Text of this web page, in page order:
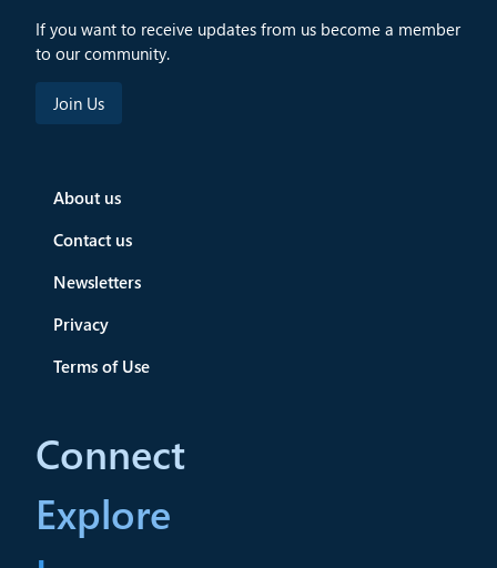
If you want to receive updates from us become a member
to our community.
About us
Contact us
Newsletters
Privacy
Terms of Use
Connect
Explore